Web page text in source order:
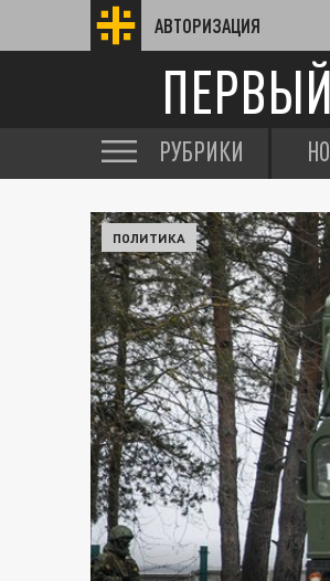
АВТОРИЗАЦИЯ
РУБРИКИ
ПОЛИТИКА